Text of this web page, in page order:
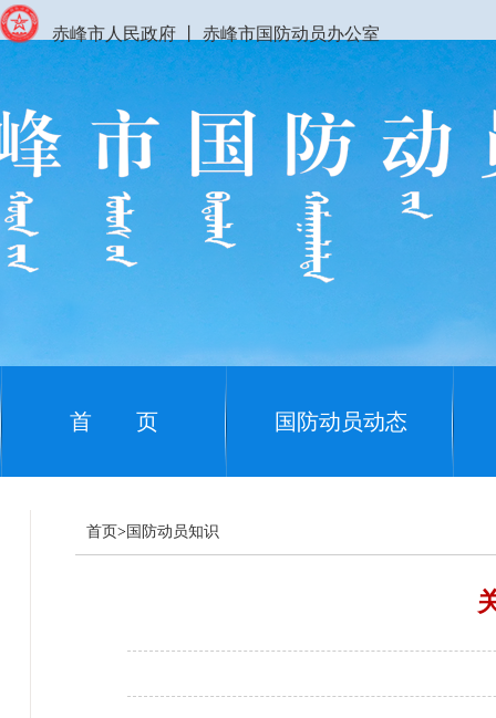
赤峰市人民政府 赤峰市国防动员办公室
首 页 国防动员动态
首页> 国防动员知识